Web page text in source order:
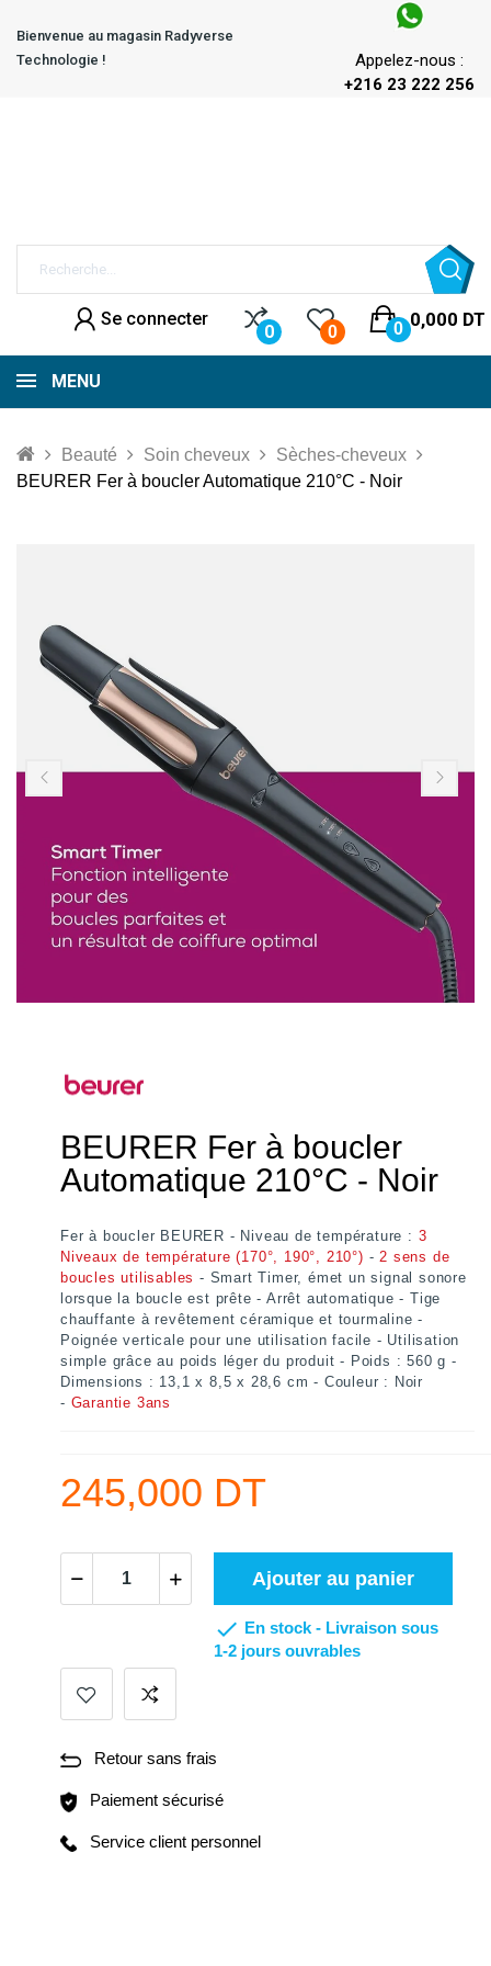
Bienvenue au magasin Radyverse
Technologie !
Appelez-nous :
+216 23 222 256
Se connecter
0 0
0,000 DT
0
MENU
Beauté Soin cheveux
Sèches-cheveux
BEURER Fer à boucler Automatique 210°C - Noir
BEURER Fer à boucler
Automatique 210°C - Noir
Fer à boucler BEURER - Niveau de température : 3
Niveaux de température (170°, 190°, 210°) -2 sens de
boucles utilisables - Smart Timer,émet un signal sonore
lorsque la boucle est prête - Arrêt automatique - Tige
chauffante à revêtement céramique et tourmaline -
Poignée verticale pour une utilisation facile - Utilisation
simple grâce au poids léger du produit - Poids : 560 g -
Dimensions : 13,1 x 8,5 x 28,6 cm - Couleur : Noir
- Garantie 3ans
245,000 DT
Ajouter au panier
 En stock - Livraison sous
1-2 jours ouvrables
Retour sans frais
Paiement sécurisé
Service client personnel